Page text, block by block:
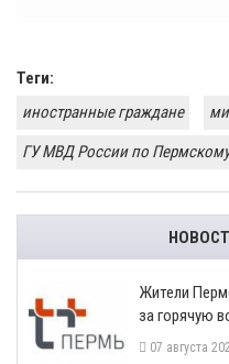
Теги:
иностранные граждане
ГУ МВД России по
​Жители
за горячую
07 августа